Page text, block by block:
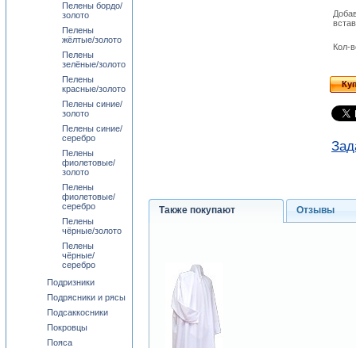
Кол-
Также покупают Отзывы
Пелены бордо/
золото
Пелены
жёлтые/золото
Пелены
зелёные/золото
Пелены
красные/золото
Пелены синие/
золото
Пелены синие/
серебро
Пелены
фиолетовые/
золото
Пелены
фиолетовые/
серебро
Пелены
чёрные/золото
Пелены
чёрные/
серебро
Подризники
Подрясники и рясы
Подсаккосники
Покровцы
Пояса